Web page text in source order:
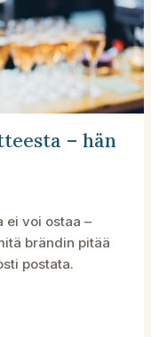
– hän
ei voi ostaa –
brändin pitää
postata.